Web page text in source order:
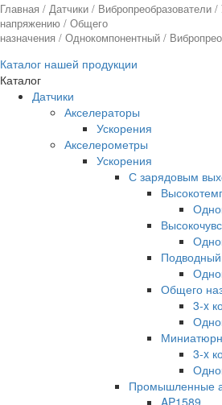
Главная / Датчики / Вибропреобразователи /
напряжению / Общего
назначения / Однокомпонентный /
Каталог нашей продукции
Каталог
Датчики
Акселераторы
Ускорения
Акселерометры
Ускорения
С зарядовым
Подводный
Общего
3-x
3-x
Промышленные
AP1589